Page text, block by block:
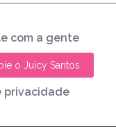
com a gente
o Juicy Santos
privacidade